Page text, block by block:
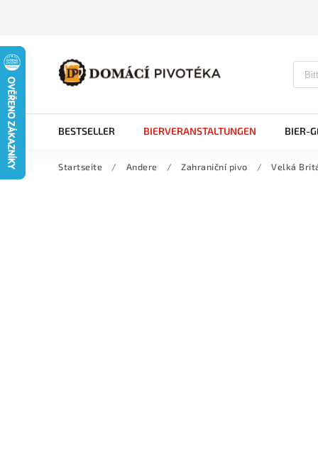
BESTSELLER BIERVERANSTALTUNGEN BIER-
Startseite / Andere / Zahraniční pivo / Velká